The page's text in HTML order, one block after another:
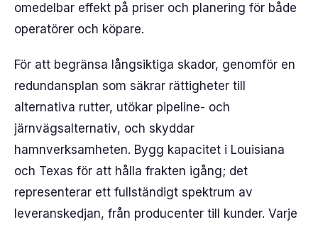
omedelbar effekt på priser och planering för både
operatörer och köpare.
För att begränsa långsiktiga skador, genomför en
redundansplan som säkrar rättigheter till
alternativa rutter, utökar pipeline- och
järnvägsalternativ, och skyddar
hamnverksamheten. Bygg kapacitet i Louisiana
och Texas för att hålla frakten igång; det
representerar ett fullständigt spektrum av
leveranskedjan, från producenter till kunder. Varje